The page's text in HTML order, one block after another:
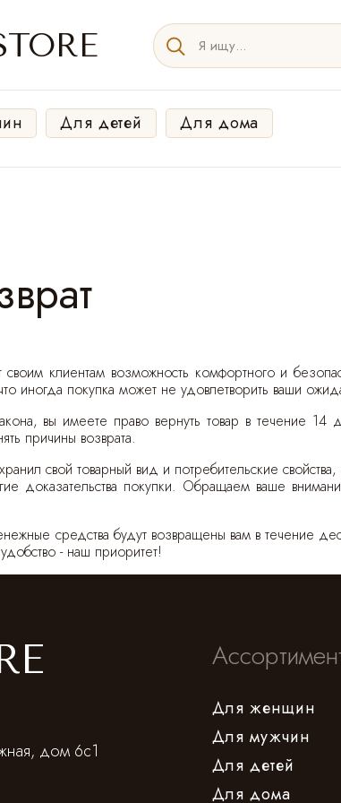
Для детей Для дома
своим клиентам возможность комфортного и
иногда покупка может не удовлетворить ваши
вы имеете право вернуть товар в течение
причины возврата.
свой товарный вид и потребительские
доказательства покупки. Обращаем ваше
средства будут возвращены вам в течение
- наш приоритет!
дом 6с1
Для женщин
Для мужчин
Для детей
Для дома